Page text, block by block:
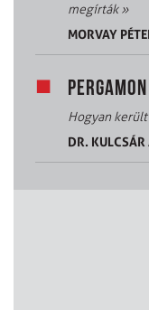
megírták»
MORVAY
Hogyan került
DR. KULCSÁR